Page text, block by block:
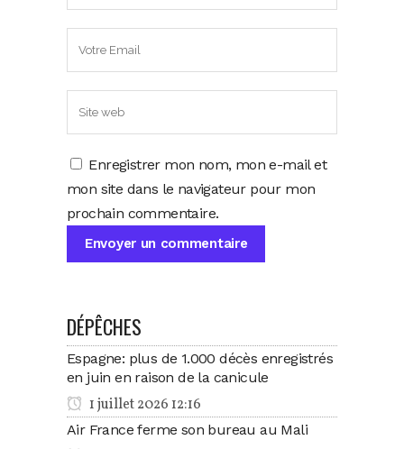
Enregistrer mon nom, mon e-mail et
mon site dans le navigateur pour mon
prochain commentaire.
DÉPÊCHES
Espagne: plus de 1.000 décès enregistrés
en juin en raison de la canicule
1 juillet 2026 12:16
Air France ferme son bureau au Mali